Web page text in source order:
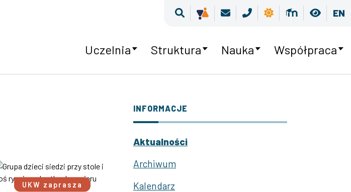
Wyszukiwarka
Kultura równości
PocztaKontaktPogodaMoodle EN
Uczelnia Struktura Nauka Współpraca
UKW zaprasza
INFORMACJE
Aktualności
Archiwum
Kalendarz